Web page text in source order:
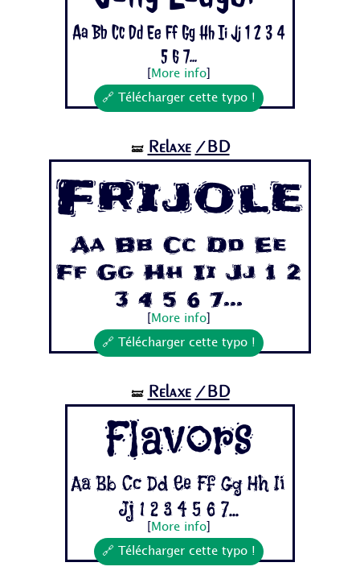
Aa Bb Cc Dd Ee Ff Gg Hh Ii Jj 1 2 3 4
5 6 7...
More info]
🔗 Télécharger cette typo !
🝛 Relaxe /BD
Frijole
Aa Bb Cc Dd Ee
Ff Gg Hh Ii Jj 1 2
3 4 5 6 7...
More info]
🔗 Télécharger cette typo !
🝛 Relaxe /BD
Flavors
Aa Bb Cc Dd Ee Ff Gg Hh Ii
Jj 1 2 3 4 5 6 7...
More info]
🔗 Télécharger cette typo !